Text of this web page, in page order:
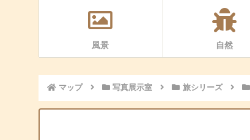
風景 自然
マップ 写真展示室 旅シリーズ